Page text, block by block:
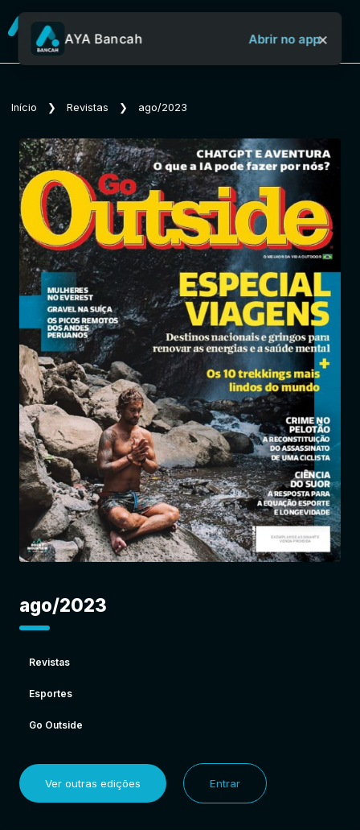
Sobre o Aya Bancah
Início
Revistas
Jornais
Notícias
Entrar
AYA Bancah Abrir no app×
Início ❯ Revistas ❯ ago/2023
ago/2023
Revistas
Esportes
Go Outside
Ver outras edições Entrar